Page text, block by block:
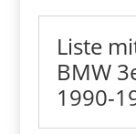
Liste
BMW
1990-